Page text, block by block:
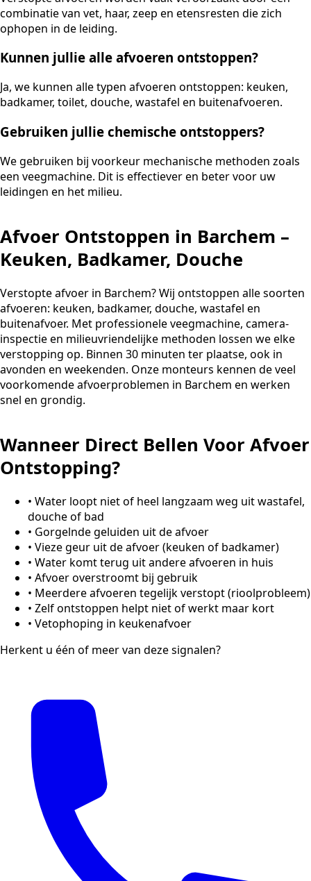
combinatie van vet, haar, zeep en etensresten die zich
ophopen in de leiding.
Kunnen jullie alle afvoeren ontstoppen?
Ja, we kunnen alle typen afvoeren ontstoppen: keuken,
badkamer, toilet, douche, wastafel en buitenafvoeren.
Gebruiken jullie chemische ontstoppers?
We gebruiken bij voorkeur mechanische methoden zoals
een veegmachine. Dit is effectiever en beter voor uw
leidingen en het milieu.
Afvoer Ontstoppen in Barchem –
Keuken, Badkamer, Douche
Verstopte afvoer in Barchem? Wij ontstoppen alle soorten
afvoeren: keuken, badkamer, douche, wastafel en
buitenafvoer. Met professionele veegmachine, camera-
inspectie en milieuvriendelijke methoden lossen we elke
verstopping op. Binnen 30 minuten ter plaatse, ook in
avonden en weekenden. Onze monteurs kennen de veel
voorkomende afvoerproblemen in Barchem en werken
snel en grondig.
Wanneer Direct Bellen Voor Afvoer
Ontstopping?
• Water loopt niet of heel langzaam weg uit wastafel,
douche of bad
• Gorgelnde geluiden uit de afvoer
• Vieze geur uit de afvoer (keuken of badkamer)
• Water komt terug uit andere afvoeren in huis
• Afvoer overstroomt bij gebruik
• Meerdere afvoeren tegelijk verstopt (rioolprobleem)
• Zelf ontstoppen helpt niet of werkt maar kort
• Vetophoping in keukenafvoer
Herkent u één of meer van deze signalen?